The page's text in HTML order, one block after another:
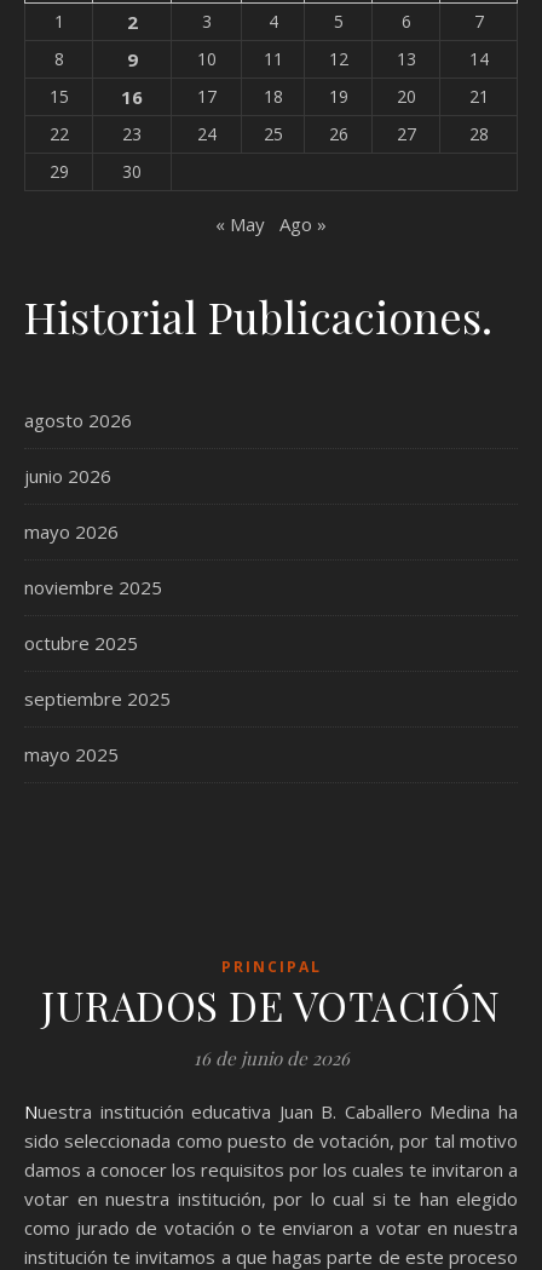
1
2 3 4 5 6
7
8
9 10 11 12 13
14
15
16 17 18 19 20
21
22
23 24 25 26 27
28
29
30
« May Ago »
Historial Publicaciones.
agosto 2026
junio 2026
mayo 2026
noviembre 2025
octubre 2025
septiembre 2025
mayo 2025
PRINCIPAL
JURADOS DE VOTACIÓN
16 de junio de 2026
Nuestra institución educativa Juan B. Caballero Medina ha
sido seleccionada como puesto de votación, por tal motivo
damos a conocer los requisitos por los cuales te invitaron a
votar en nuestra institución, por lo cual si te han elegido
como jurado de votación o te enviaron a votar en nuestra
institución te invitamos a que hagas parte de este proceso